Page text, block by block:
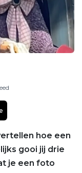
hoe een
gooi jij drie
je een foto